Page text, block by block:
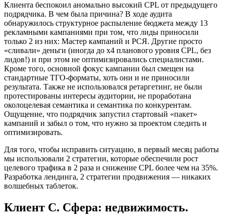
Клиента беспокоил аномально высокий CPL от предыдущего
подрядчика. В чем была причина? В ходе аудита
обнаружилось структурное распыление бюджета между 13
рекламными кампаниями при том, что лиды приносили
только 2 из них: Мастер кампаний и РСЯ. Другие просто
«сливали» деньги (иногда до х4 планового уровня CPL, без
лидов!) и при этом не оптимизировались специалистами.
Кроме того, основной фокус кампании был смещен на
стандартные ТГО-форматы, хоть они и не приносили
результата. Также не использовался ретаргетинг, не были
протестированы интересы аудитории, не проработана
околоцелевая семантика и семантика по конкурентам.
Ощущение, что подрядчик запустил стартовый «пакет»
кампаний и забыл о том, что нужно за проектом следить и
оптимизировать.
Для того, чтобы исправить ситуацию, в первый месяц работы
мы использовали 2 стратегии, которые обеспечили рост
целевого трафика в 2 раза и снижение CPL более чем на 35%.
Разработка лендинга, 2 стратегии продвижения — никаких
волшебных таблеток.
Клиент С. Сфера: недвижимость.